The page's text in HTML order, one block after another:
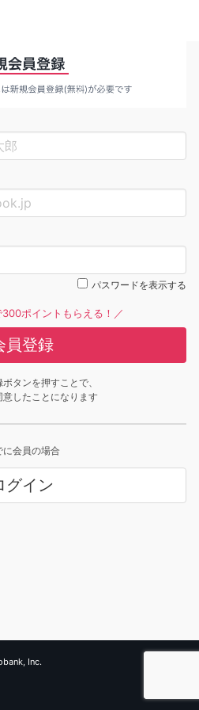
パスワードを表示する
ポイントもらえる！／
員登録
ボタンを押すことで、
意したことになります
に会員の場合
グイン
Inc.